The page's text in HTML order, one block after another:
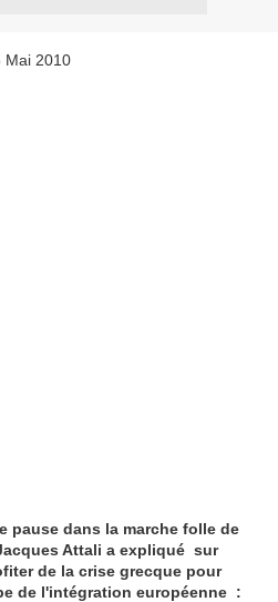
Mai 2010
pause dans la marche folle de
Attali a expliqué sur
de la crise grecque pour
de l'intégration européenne :